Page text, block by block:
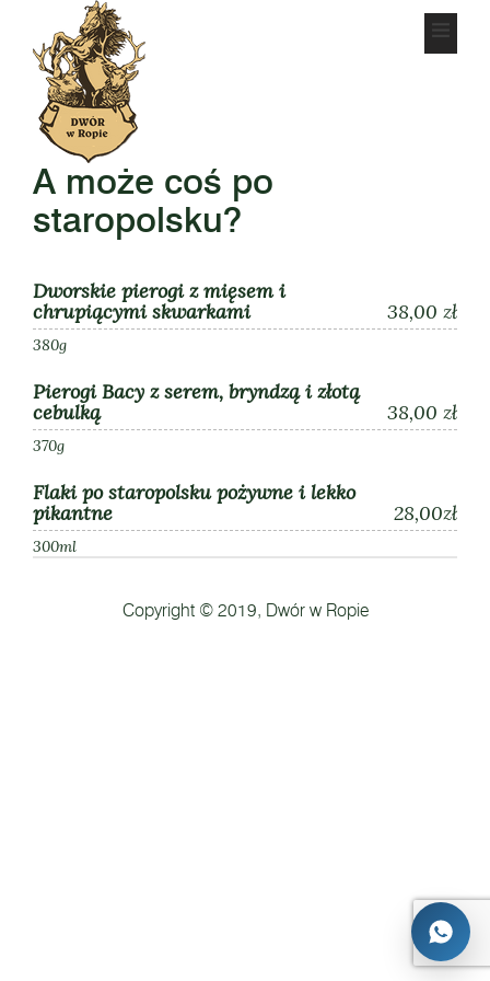
A może coś po
staropolsku?
Dworskie pierogi z mięsem i
chrupiącymi skwarkami
38,00 zł
380g
Pierogi Bacy z serem, bryndzą i złotą
cebulką
38,00 zł
370g
Flaki po staropolsku pożywne i lekko
pikantne
28,00zł
300ml
Copyright © 2019, Dwór w Ropie